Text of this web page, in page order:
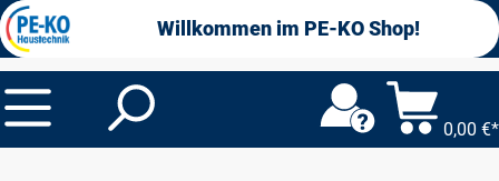
springen Willkommen im PE-KO Shop!
0,00 €*